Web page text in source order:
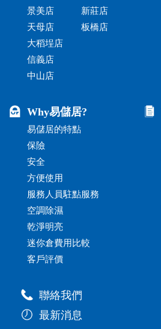
景美店
天母店
大稻埕店
信義店
中山店
新莊店
板橋店
Why易儲居?
易儲居的特點
保險
安全
方便使用
服務人員駐點服務
空調除濕
乾淨明亮
迷你倉費用比較
客戶評價
聯絡我們
最新消息